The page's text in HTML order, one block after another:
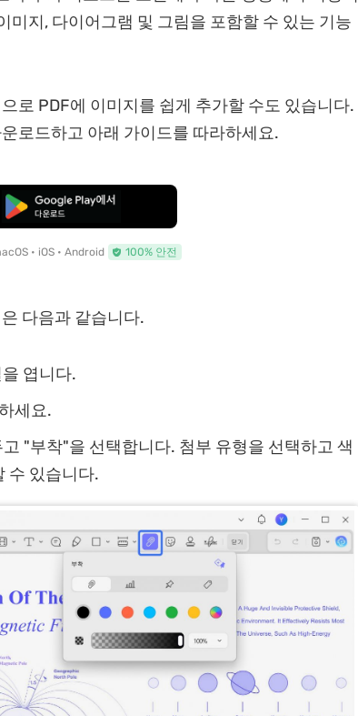
미지, 다이어그램 및 그림을 포함할 수 있는 기능
로 PDF에 이미지를 쉽게 추가할 수도 있습니다.
로드하고 아래 가이드를 따라하세요.
무료로 다운로드
• iOS • Android 100% 안전
다음과 같습니다.
엽니다.
세요.
"부착"을 선택합니다. 첨부 유형을 선택하고 색
수 있습니다.